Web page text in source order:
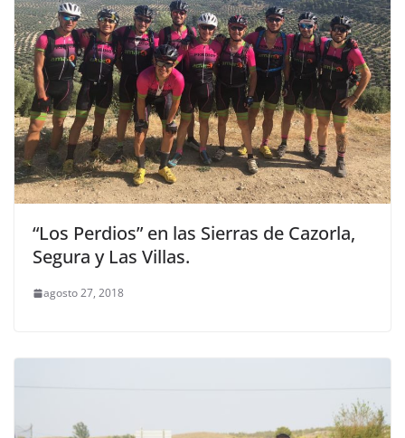
“Los Perdios” en las Sierras de Cazorla,
Segura y Las Villas.
agosto 27, 2018